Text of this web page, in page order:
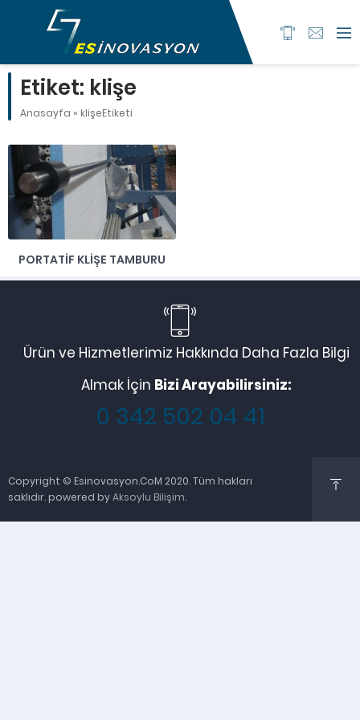
Etiket: klişe
Anasayfa » klişeEtiketi
PORTATIF KLIŞE TAMBURU
Ürün ve Hizmetlerimiz Hakkında Daha Fazla Bilgi
Almak İçin Bizi Arayabilirsiniz:
0 342 502 04 41
Copyright © Esinovasyon.CoM 2020. Tüm hakları
saklıdır. powered byAksoylu Bilişim.